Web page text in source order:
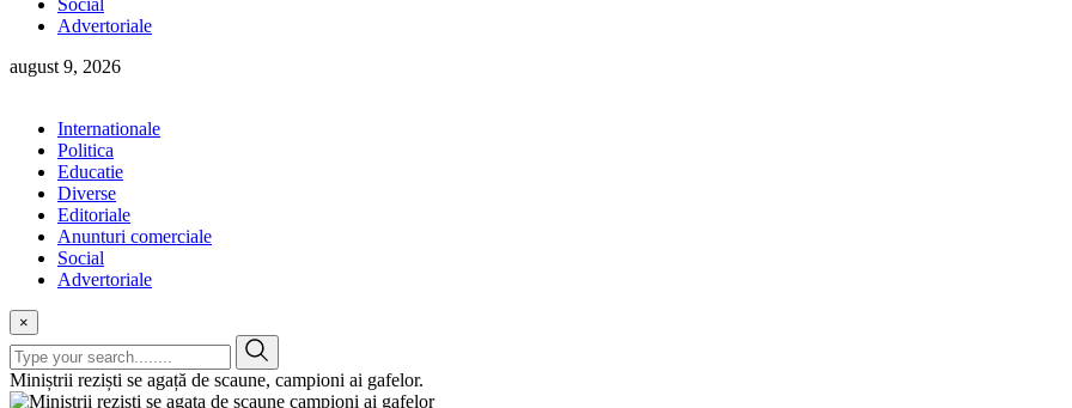
Social
Advertoriale
august 9, 2026
Internationale
Politica
Educatie
Diverse
Editoriale
Anunturi comerciale
Social
Advertoriale
×
Miniștrii reziști se agață de scaune, campioni ai gafelor.